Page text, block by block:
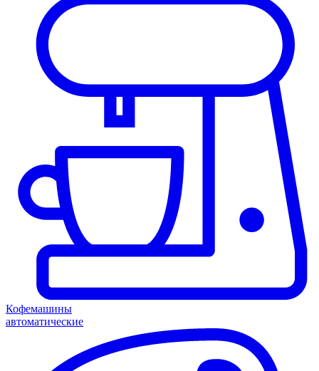
Кофемашины
автоматические